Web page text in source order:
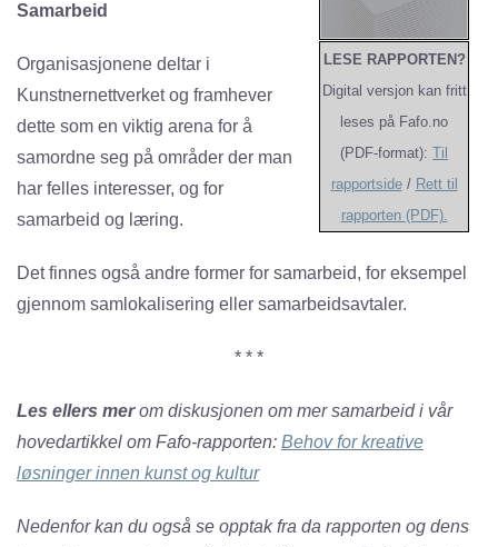
LESE RAPPORTEN?
Digital versjon kan fritt
leses på Fafo.no
(PDF-format): Til
rapportside/ Rett til
rapporten (PDF).
Samarbeid
Organisasjonene deltar i
Kunstnernettverket og framhever
dette som en viktig arena for å
samordne seg på områder der man
har felles interesser, og for
samarbeid og læring.
Det finnes også andre former for samarbeid, for eksempel
gjennom samlokalisering eller samarbeidsavtaler.
* * *
Les ellers merom diskusjonen om mer samarbeid i vår
hovedartikkel om Fafo-rapporten: Behov for kreative
løsninger innen kunst og kultur
Nedenfor kan du også se opptak fra da rapporten og dens